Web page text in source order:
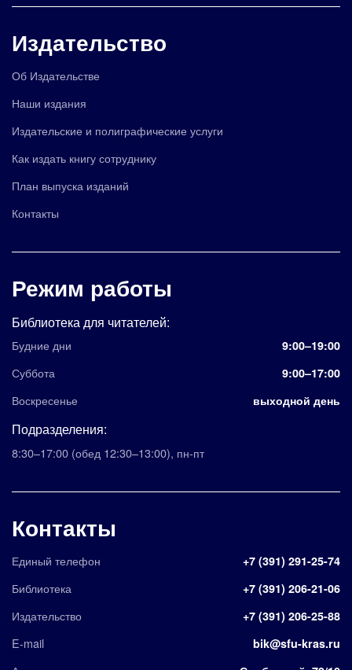
Издательство
Об Издательстве
Наши издания
Издательские и полиграфические услуги
Как издать книгу сотруднику
План выпуска изданий
Контакты
Режим работы
Библиотека для читателей:
Будние дни 9:00–19:00
Суббота 9:00–17:00
Воскресенье выходной день
Подразделения:
8:30–17:00 (обед 12:30–13:00), пн-пт
Контакты
Единый телефон +7 (391) 291-25-74
Библиотека +7 (391) 206-21-06
Издательство +7 (391) 206-25-88
E-mail bik@sfu-kras.ru